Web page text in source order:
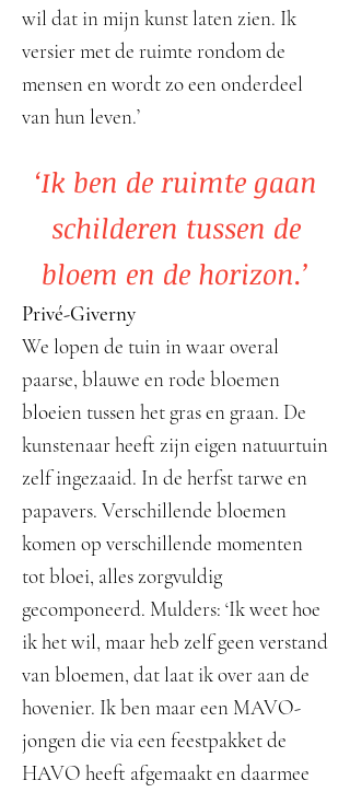
wil dat in mijn kunst laten zien. Ik
versier met de ruimte rondom de
mensen en wordt zo een onderdeel
van hun leven.’
‘Ik ben de ruimte gaan
schilderen tussen de
bloem en de horizon.’
Privé-Giverny
We lopen de tuin in waar overal
paarse, blauwe en rode bloemen
bloeien tussen het gras en graan. De
kunstenaar heeft zijn eigen natuurtuin
zelf ingezaaid. In de herfst tarwe en
papavers. Verschillende bloemen
komen op verschillende momenten
tot bloei, alles zorgvuldig
gecomponeerd. Mulders: ‘Ik weet hoe
ik het wil, maar heb zelf geen verstand
van bloemen, dat laat ik over aan de
hovenier. Ik ben maar een MAVO-
jongen die via een feestpakket de
HAVO heeft afgemaakt en daarmee